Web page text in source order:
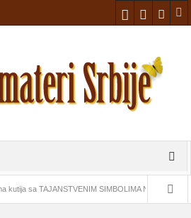
sa TAJANSTVENIM SIMBOLIMA Na prostoru